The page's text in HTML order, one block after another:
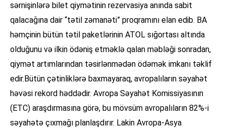
sərnişinlərə bilet qiymətinin rezervasiya anında sabit
qalacağına dair “tətil zəmanəti” proqramını elan edib. BA
həmçinin bütün tətil paketlərinin ATOL sığortası altında
olduğunu və ilkin ödəniş etməklə qalan məbləği sonradan,
qiymət artımlarından təsirlənmədən ödəmək imkanı təklif
edir.Bütün çətinliklərə baxmayaraq, avropalıların səyahət
həvəsi rekord həddədir. Avropa Səyahət Komissiyasının
(ETC) araşdırmasına görə, bu mövsüm avropalıların 82%-i
səyahətə çıxmağı planlaşdırır. Lakin Avropa-Asya